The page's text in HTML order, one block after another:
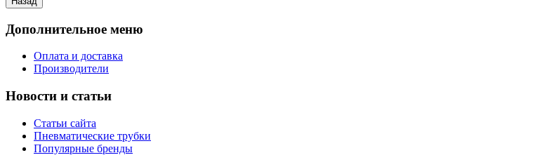
Дополнительное меню
Оплата и доставка
Производители
Новости и статьи
Статьи сайта
Пневматические трубки
Популярные бренды